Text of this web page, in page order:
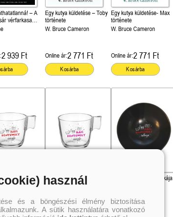
– A
vérfarkasa
3.) Önállóan is
2 939 Ft
Egy kutya küldetése – Toby
története
W. Bruce Cameron
Online ár:2 771 Ft
Kosárba
Egy kutya küldetése- Max
története
W. Bruce Cameron
Online ár:2 771 Ft
Kosárba
felirattal)
Egy igazi könyvmoly
csészéje (pink felirattal)
Egy igazi könyvmoly tálkája
használ
és a böngészési élmény biztosítása
A sütik használatára vonatkozó